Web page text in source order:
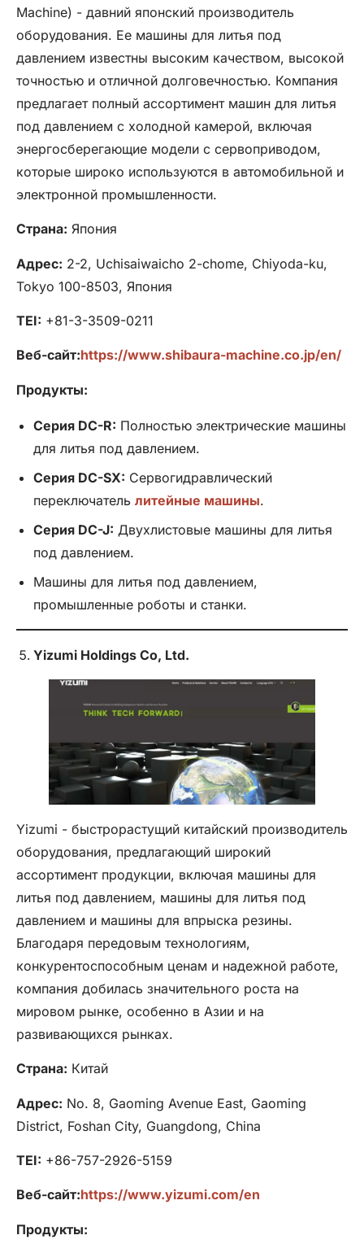
Machine) - давний японский производитель
оборудования. Ее машины для литья под
давлением известны высоким качеством, высокой
точностью и отличной долговечностью. Компания
предлагает полный ассортимент машин для литья
под давлением с холодной камерой, включая
энергосберегающие модели с сервоприводом,
которые широко используются в автомобильной и
электронной промышленности.
Страна: Япония
Адрес: 2-2, Uchisaiwaicho 2-chome, Chiyoda-ku,
Tokyo 100-8503, Япония
TEI: +81-3-3509-0211
Веб-сайт:https://www.shibaura-machine.co.jp/en/
Продукты:
Серия DC-R: Полностью электрические машины
для литья под давлением.
Серия DC-SX: Сервогидравлический
переключатель литейные машины.
Серия DC-J: Двухлистовые машины для литья
под давлением.
Машины для литья под давлением,
промышленные роботы и станки.
Yizumi Holdings Co, Ltd.
Yizumi - быстрорастущий китайский производитель
оборудования, предлагающий широкий
ассортимент продукции, включая машины для
литья под давлением, машины для литья под
давлением и машины для впрыска резины.
Благодаря передовым технологиям,
конкурентоспособным ценам и надежной работе,
компания добилась значительного роста на
мировом рынке, особенно в Азии и на
развивающихся рынках.
Страна: Китай
Адрес: No. 8, Gaoming Avenue East, Gaoming
District, Foshan City, Guangdong, China
TEI: +86-757-2926-5159
Веб-сайт:https://www.yizumi.com/en
Продукты: